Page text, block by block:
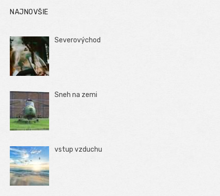
NAJNOVŠIE
Severovýchod
Sneh na zemi
vstup vzduchu